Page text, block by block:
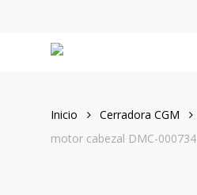
Inicio Cerradora CGM
motor cabezal DMC-000734